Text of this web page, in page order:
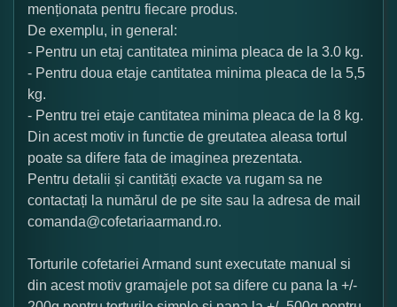
menționata pentru fiecare produs.
De exemplu, in general:
- Pentru un etaj cantitatea minima pleaca de la 3.0 kg.
- Pentru doua etaje cantitatea minima pleaca de la 5,5
kg.
- Pentru trei etaje cantitatea minima pleaca de la 8 kg.
Din acest motiv in functie de greutatea aleasa tortul
poate sa difere fata de imaginea prezentata.
Pentru detalii și cantități exacte va rugam sa ne
contactați la numărul de pe site sau la adresa de mail
comanda@cofetariaarmand.ro.
Torturile cofetariei Armand sunt executate manual si
din acest motiv gramajele pot sa difere cu pana la +/-